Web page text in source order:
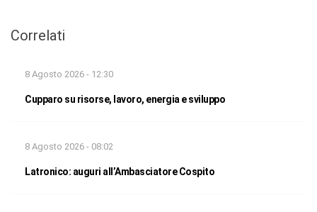
Correlati
8 Agosto 2026 - 12:30
Cupparo su risorse, lavoro, energia e sviluppo
8 Agosto 2026 - 08:02
Latronico: auguri all’Ambasciatore Cospito